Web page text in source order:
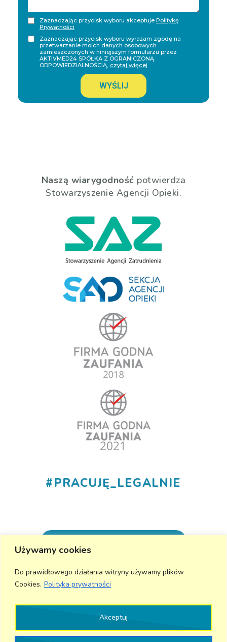
Używamy cookies
Do prawidłowego działania witryny używamy plików
Cookies. Polityka prywatności
Akceptuj
Zaznaczając przycisk wyboru akceptuje Politykę
Prywatności
Zaznaczając przycisk wyboru wyrażam zgodę na
przetwarzanie moich danych osobowych
zamieszczonych w niniejszym formularzu przez
AKTIVMED24 SPÓŁKA Z OGRANICZONĄ
ODPOWIEDZIALNOŚCIĄ, czytaj więcej
WYŚLIJ
Naszą wiarygodność potwierdza
Stowarzyszenie Agencji Opieki.
#PRACUJĘ_LEGALNIE
+48 530 555 015
info@aktivmed24.pl